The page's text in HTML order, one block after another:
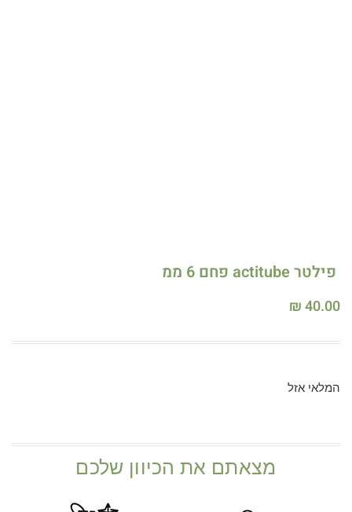
פילטר actitube פחם 6 ממ
₪40.00
המלאי אזל
מצאתם את הכיוון שלכם